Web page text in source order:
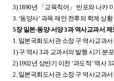
3) 1890년
「 교육칙어 」
반포와 나카
3. ‘동양사’ 과목 제안 전후의 학계 상황
5장 일본·동양·서양 3과 역사교과서
1. 일본국회도서관 소장 구 역사교과서
1) 구 역사 3과 교과서의 발행 시기 분포
2) 1902년 상반기 이전 ‘과도적’ 역사 3
2. 일본국회도서관 소장 구 역사교과서